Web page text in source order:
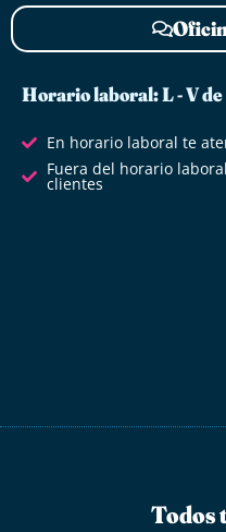
Horario laboral: L - V
En horario laboral te
Fuera del horario
clientes
Todos